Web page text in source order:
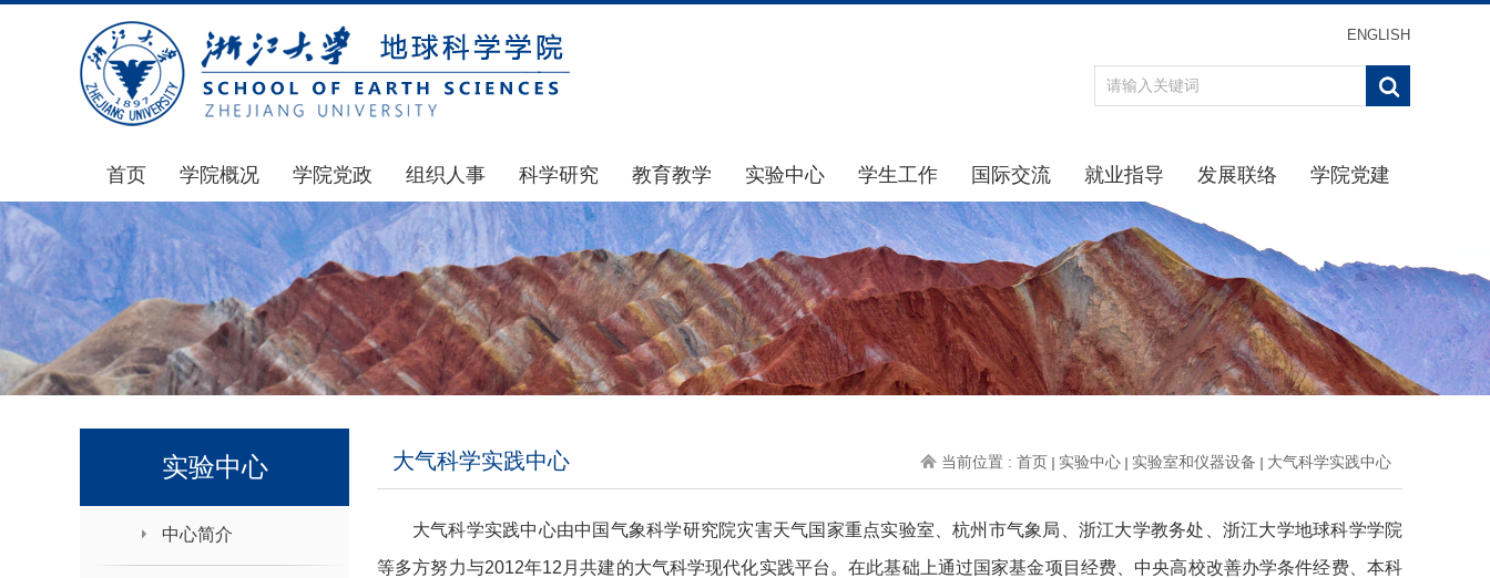
ENGLISH
首页 学院概况
学院简介
发展简史
组织机构
师资力量
虚拟学院
学院党政
通知公告
学院发文
党委会议纪要
党政联席会议纪要
教授委员会议纪要
组织人事
通知公告
博士后管理
人才招聘
年度考核
岗位聘任
下载专区
科学研究
国家基金
科研公示
通知公告
科研动态
政策文件
地科基金
教育教学
本科生教育
研究生教育
实验中心
中心简介
中心动态
规章制度
实验室和仪器设备
大型仪器设备管理
学生工作
通知公告
风采展示
团学建设
奖助贷补
学生组织
心理健康
国际交流
办事指南
通知公告
规章制度
动态
交流项目
就业指导
重点引导
通知公告
生涯规划
招聘信息
下载专区
办事指南
发展联络
最新消息
校友分会
校友返校
校友名录
校友捐赠
学院党建
理论学
学院纪
党建下
实验中心
中心简介
大气科学实践中心 当前位置 : 首页 实验中心 实验室和仪器设备 大气科学实践中心
大气科学实践中心由中国气象科学研究院灾害天气国家重点实验室、杭州市气象局、浙江大学教务处、浙江大学地球科学学院
等多方努力与2012年12月共建的大气科学现代化实践平台。在此基础上通过国家基金项目经费、中央高校改善办学条件经费、本科